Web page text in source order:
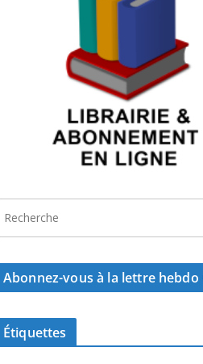
Abonnez-vous à la lettre hebdo
Étiquettes